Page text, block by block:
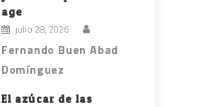
age
julio 28, 2026
Fernando Buen Abad
Domínguez
El azúcar de las